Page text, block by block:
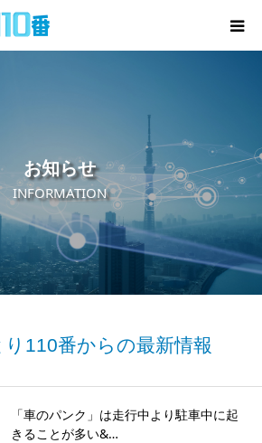
お知らせ
INFORMATION
110番からの最新情報
「車のパンク」は走行中より駐車中に起
きることが多い&…